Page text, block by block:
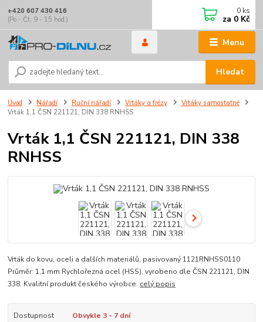
Menu
Hledat
+420 607 430 416
(Po - Čt: 9 - 15 hod.)
0 ks
za 0 Kč
Úvod Nářadí Ruční nářadí Vrtáky a frézy
Vrtáky samostatné
Vrták 1,1 ČSN 221121, DIN 338 RNHSS
Vrták 1,1 ČSN 221121, DIN 338
RNHSS
Vrták do kovu, oceli a dalších materiálů, pasivovaný 1121RNHSS0110
Průměr: 1,1 mm Rychlořezná ocel (HSS), vyrobeno dle ČSN 221121, DIN
338. Kvalitní produkt českého výrobce. celý popis
Dostupnost Obvykle 3 - 7 dní